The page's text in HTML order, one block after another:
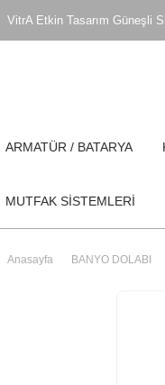
VitrA Etkin Tasarım Güneşli
ARMATÜR / BATARYA
MUTFAK SİSTEMLERİ
Anasayfa BANYO DOLABI